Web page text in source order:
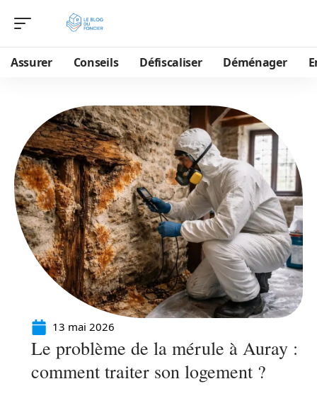
Assurer Conseils Défiscaliser Déménager
13 mai 2026
Le problème de la mérule à Auray :
comment traiter son logement ?